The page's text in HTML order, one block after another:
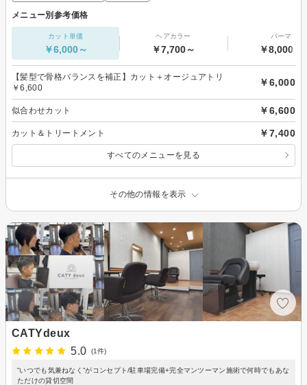
メニュー別参考価格
カット単価
￥6,000～
ヘアカラー
￥7,700～
パーマ
￥8,000～
【髪型で骨格バランスを補正】カット＋オージュアトリ
￥6,600
￥6,000
似合わせカット ￥6,600
カット＆トリートメント ￥7,400
すべてのメニューを見る
その他の情報を表示
CATYdeux
5.0
(1件)
”いつでも気兼ねなく”がコンセプト/駐車場完備+完全マンツーマン施術で何時でもあな
ただけの貸切空間